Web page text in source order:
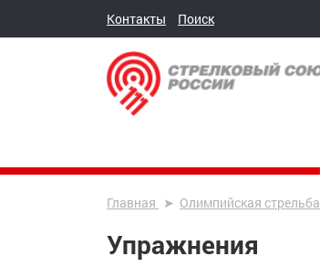
Контакты Поиск
Главная Олимпийская стрельба
Упражнения